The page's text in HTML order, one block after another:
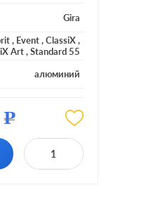
Gira
, Event,ClassiX,
Art,Standard 55
алюминий
без подсветки
Р